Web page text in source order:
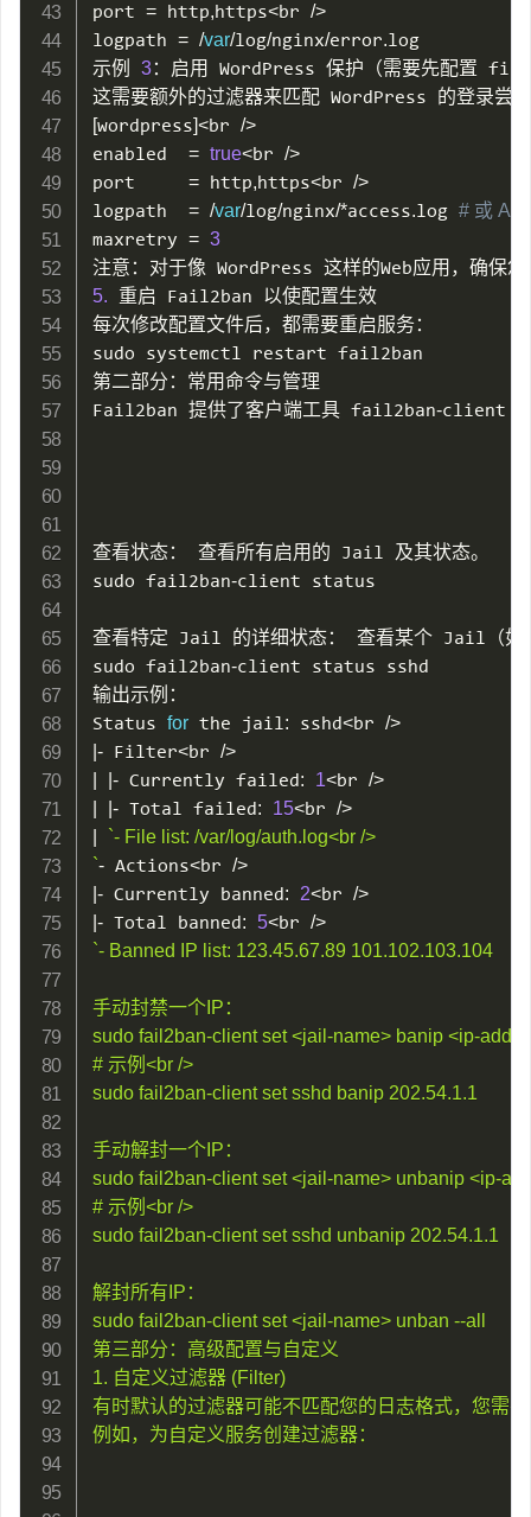
port = http,https<br />
logpath = /var/log/nginx/error.log
示例 3：启用 WordPress 保护（需要先配置
这需要额外的过滤器来匹配 WordPress 的登录尝
[wordpress]<br />
enabled = true<br />
port = http,https<br />
logpath = /var/log/nginx/*access.log # 或
maxretry = 3
注意：对于像 WordPress 这样的Web应用，确保
5. 重启 Fail2ban 以使配置生效
每次修改配置文件后，都需要重启服务：
sudo systemctl restart fail2ban
第二部分：常用命令与管理
Fail2ban 提供了客户端工具 fail2ban-client 来
查看状态： 查看所有启用的 Jail 及其状态。
sudo fail2ban-client status
查看特定 Jail 的详细状态： 查看某个 Jail（如
sudo fail2ban-client status sshd
输出示例：
Status for the jail: sshd<br />
- Filter<br />
- Currently failed: 1<br />
- Total failed: 15<br />
`- File list: /var/log/auth.log<br />
`- Actions<br />
- Currently banned: 2<br />
- Total banned: 5<br />
`- Banned IP list: 123.45.67.89 101.102.103.104
手动封禁一个IP：
sudo fail2ban-client set <jail-name> banip <ip-
# 示例<br />
sudo fail2ban-client set sshd banip 202.54.1.1
手动解封一个IP：
sudo fail2ban-client set <jail-name> unbanip <ip-
# 示例<br />
sudo fail2ban-client set sshd unbanip 202.54.1.1
解封所有IP：
sudo fail2ban-client set <jail-name> unban --all
第三部分：高级配置与自定义
1. 自定义过滤器 (Filter)
有时默认的过滤器可能不匹配您的日志格式，您需
例如，为自定义服务创建过滤器：